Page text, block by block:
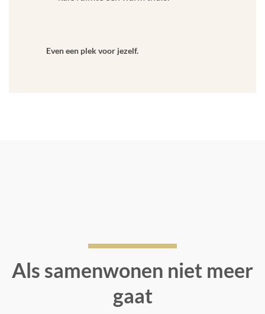
Even een plek voor jezelf.
Als samenwonen niet meer
gaat